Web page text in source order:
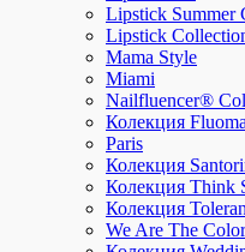
Lipstick Summer
Lipstick
Mama Style
Miami
Nailfluencer®
Колекция
Paris
Колекция
Колекция Think
Колекция
We Are The